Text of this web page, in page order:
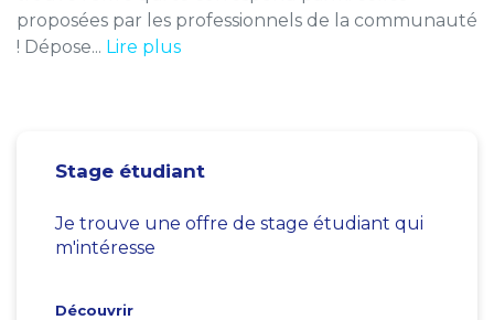
proposées par les professionnels de la communauté
! Dépose... Lire plus
Stage étudiant
Je trouve une offre de stage étudiant qui
m'intéresse
Découvrir